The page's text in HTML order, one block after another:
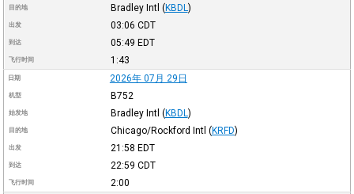
目的地 Bradley Intl (KBDL )
出发 03:06 CDT
到达 05:49 EDT
飞行时间 1:43
日期 2026年 07月 29日
机型 B752
始发地 Bradley Intl (KBDL )
目的地 Chicago/Rockford Intl (KRFD)
出发 21:58 EDT
到达 22:59 CDT
飞行时间 2:00